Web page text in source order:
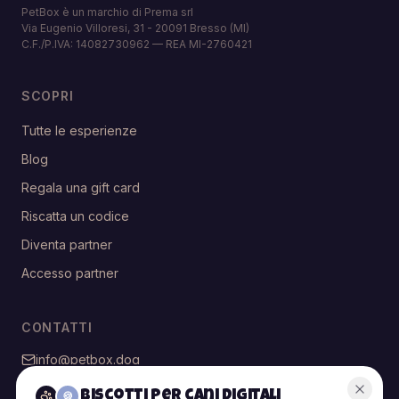
PetBox è un marchio di Prema srl
Via Eugenio Villoresi, 31 - 20091 Bresso (MI)
C.F./P.IVA: 14082730962 — REA MI-2760421
SCOPRI
Tutte le esperienze
Blog
Regala una gift card
Riscatta un codice
Diventa partner
Accesso partner
CONTATTI
info@petbox.dog
@petbox.dog
🍪